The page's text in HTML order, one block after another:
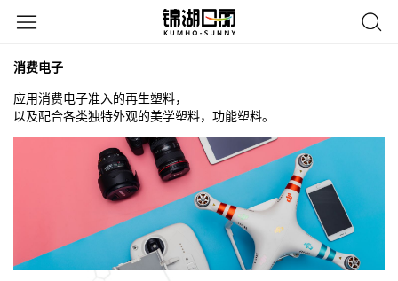
消费电子
应用消费电子准入的再生塑料，
以及配合各类独特外观的美学塑料，功能塑料。